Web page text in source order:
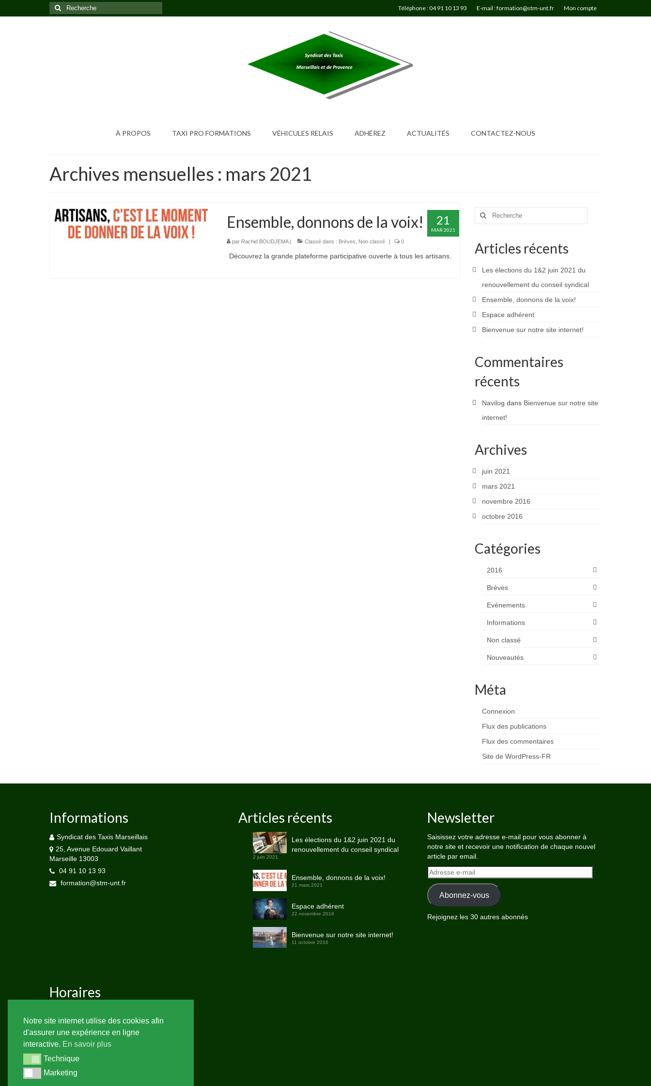
Téléphone : 04 91 10 13 93 E-mail : formation@stm-unt.fr Mon compte
Rechercher
:
À PROPOS TAXI PRO FORMATIONS VÉHICULES RELAIS ADHÉREZ ACTUALITÉS CONTACTEZ-NOUS
Archives mensuelles : mars 2021
21
MAR 2021
Ensemble, donnons de la voix!
par Rachid BOUDJEMA| Classé dans : Brèves Non classé | 0
Découvrez la grande plateforme participative ouverte à tous les artisans.
Rechercher
Articles récents
Les élections du 1&2 juin 2021 du
renouvellement du conseil syndical
Ensemble, donnons de la voix!
Espace adhérent
Bienvenue sur notre site internet!
Commentaires
récents
Navilog dans Bienvenue sur notre site
internet!
Archives
juin 2021
mars 2021
novembre 2016
octobre 2016
Catégories
2016
Brèves
Evénements
Informations
Non classé
Nouveautés
Méta
Connexion
Flux des publications
Flux des commentaires
Site de WordPress-FR
Informations
Syndicat des Taxis Marseillais
25, Avenue Edouard Vaillant
Marseille 13003
04 91 10 13 93
formation@stm-unt.fr
Horaires
14h à 17h
Suivez-nous
Articles récents
Les élections du 1&2 juin 2021 du
renouvellement du conseil syndical
2 juin 2021
Ensemble, donnons de la voix!
21 mars 2021
Espace adhérent
22 novembre 2016
Bienvenue sur notre site internet!
11 octobre 2016
Newsletter
Saisissez votre adresse e-mail pour vous abonner à
notre site et recevoir une notification de chaque nouvel
article par email.
Adresse
e-
mail
Abonnez-vous
Rejoignez les 30 autres abonnés
Notre site internet utilise des cookies afin
d'assurer une expérience en ligne
interactive. En savoir plus
Technique
Technique
MarketingMarketing